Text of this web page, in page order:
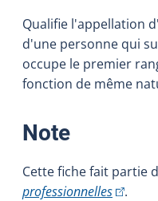
Qualifie l'appellation
d'une personne qui
occupe le premier
fonction de même
Note:
Cette fiche fait partie
professionnelles(Cet
.